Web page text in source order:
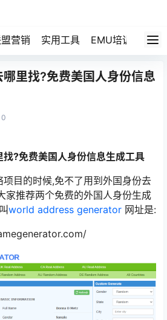
营销 实用工具 EMU培训 路
里找?免费美国人身份信息
0
?免费美国人身份信息生成工具
目的时候,免不了用到外国身份去
家推荐两个免费的外国人身份生成
world address generator 网址是: